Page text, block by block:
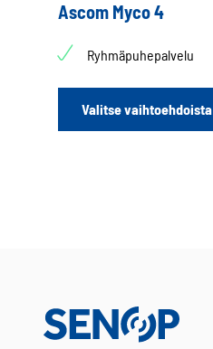
Ascom Myco 4
Ryhmäpuhepalvelu
Valitse vaihtoehdoista